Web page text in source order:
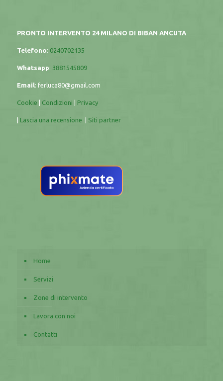
PRONTO INTERVENTO 24 MILANO DI BIBAN ANCUTA
Telefono: 0240702135
Whatsapp: 3881545809
Email: ferluca80@gmail.com
Cookie Condizioni Privacy
Lascia una recensione Siti partner
Home
Servizi
Zone di intervento
Lavora con noi
Contatti